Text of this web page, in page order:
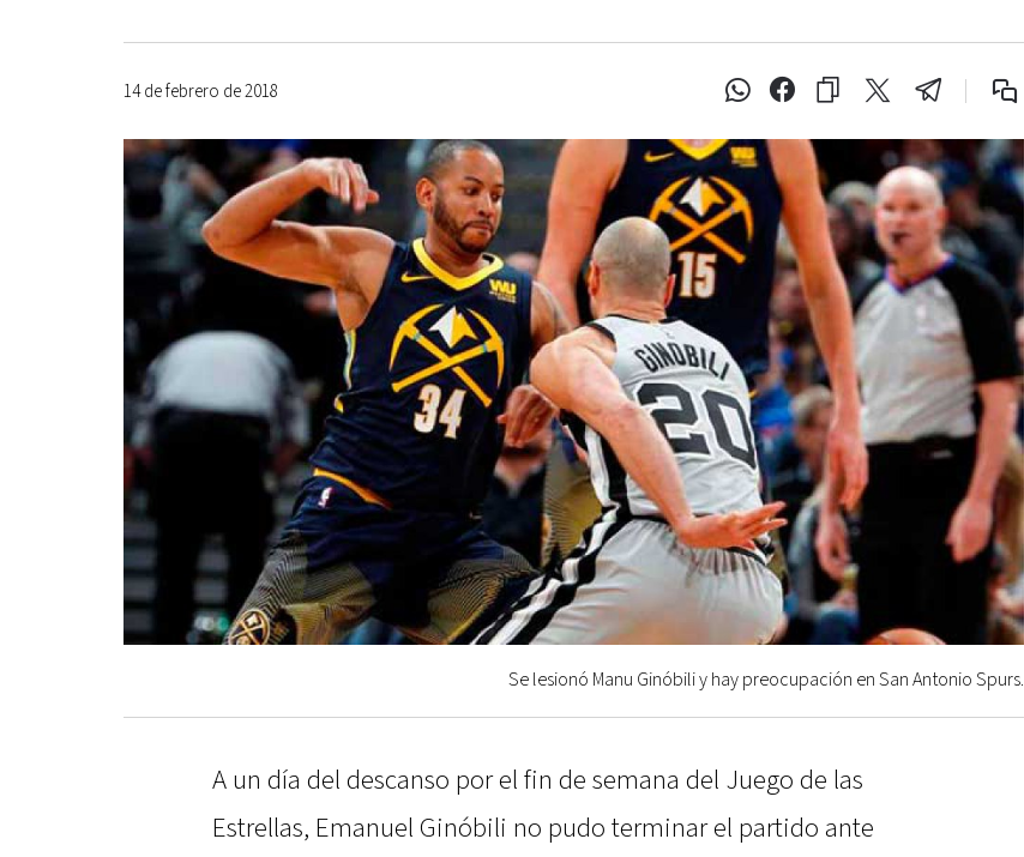
14 de febrero de 2018
Se lesionó Manu Ginóbili y hay preocupación en San Antonio Spurs.
A un día del descanso por el fin de semana del Juego de las
Estrellas, Emanuel Ginóbili no pudo terminar el partido ante